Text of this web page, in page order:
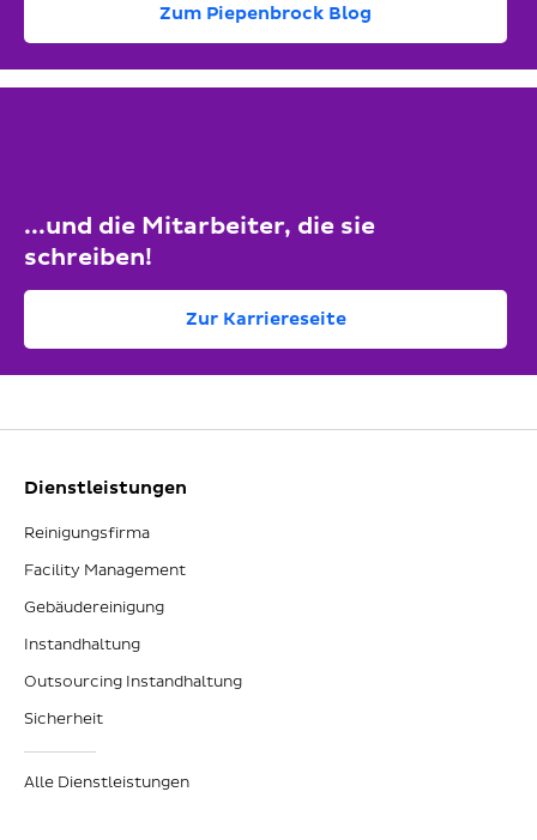
Zum Piepenbrock Blog
...und die Mitarbeiter, die sie
schreiben!
Zur Karriereseite
Dienstleistungen
Reinigungsfirma
Facility Management
Gebäudereinigung
Instandhaltung
Outsourcing Instandhaltung
Sicherheit
Alle Dienstleistungen